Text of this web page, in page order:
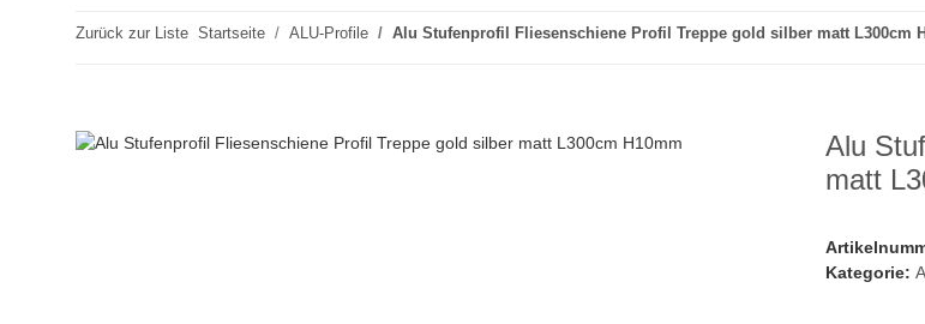
Zurück zur Liste Startseite ALU-Profile Alu Stufenprofil Fliesenschiene Profil Treppe gold silber matt L300cm
Alu
matt
Kategorie: